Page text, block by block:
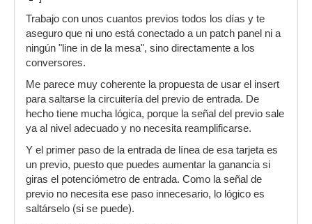
Trabajo con unos cuantos previos todos los días y te
aseguro que ni uno está conectado a un patch panel ni a
ningún "line in de la mesa", sino directamente a los
conversores.
Me parece muy coherente la propuesta de usar el insert
para saltarse la circuitería del previo de entrada. De
hecho tiene mucha lógica, porque la señal del previo sale
ya al nivel adecuado y no necesita reamplificarse.
Y el primer paso de la entrada de línea de esa tarjeta es
un previo, puesto que puedes aumentar la ganancia si
giras el potenciómetro de entrada. Como la señal de
previo no necesita ese paso innecesario, lo lógico es
saltárselo (si se puede).